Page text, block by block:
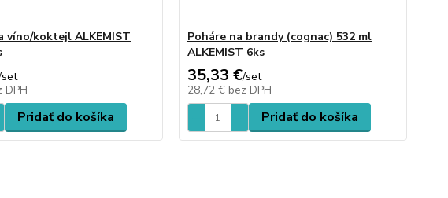
víno/koktejl ALKEMIST
set
DPH
Pridať do košíka
Poháre na brandy (cognac) 532 ml
ALKEMIST 6ks
35,33 €/set
28,72 € bez DPH
Pridať do košíka